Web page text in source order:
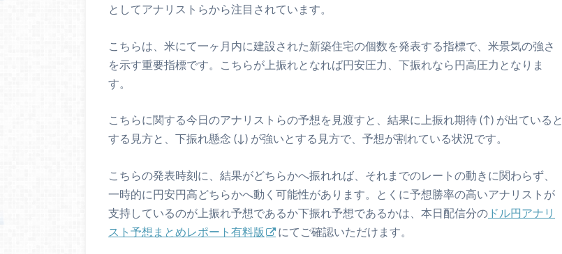
としてアナリストらから注目されています。
こちらは、米にて一ヶ月内に建設された新築住宅の個数を発表する指標で、米景気の強さ
を示す重要指標です。こちらが上振れとなれば円安圧力、下振れなら円高圧力となりま
す。
こちらに関する今日のアナリストらの予想を見渡すと、結果に上振れ期待 (↑) が出ていると
する見方と、下振れ懸念 (↓) が強いとする見方で、予想が割れている状況です。
こちらの発表時刻に、結果がどちらかへ振れれば、それまでのレートの動きに関わらず、
一時的に円安円高どちらかへ動く可能性があります。とくに予想勝率の高いアナリストが
支持しているのが上振れ予想であるか下振れ予想であるかは、本日配信分の ドル円アナリ
スト予想まとめレポート有料版
にてご確認いただけます。